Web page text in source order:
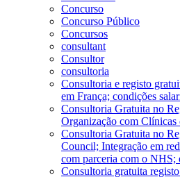
Concurso
Concurso Público
Concursos
consultant
Consultor
consultoria
Consultoria e registo
em França; condições
Consultoria Gratuita no
Organização com
Consultoria Gratuita no
Council; Integração em
com parceria com o NHS;
Consultoria gratuita